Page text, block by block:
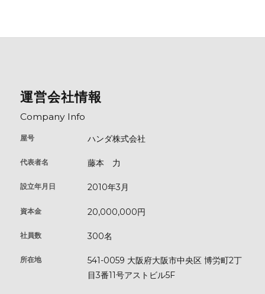
運営会社情報
Company Info
屋号 ハンダ株式会社
代表者名 藤本 ⼒
設立年月日 2010年3⽉
資本金 20,000,000円
社員数 300名
所在地
541-0059 ⼤阪府⼤阪市中央区 博労町2丁
⽬3番11号アストビル5F